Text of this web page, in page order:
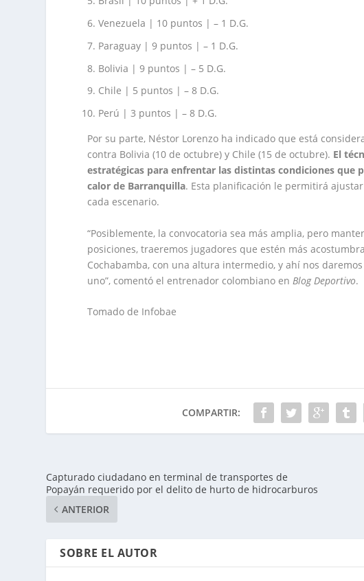
Venezuela | 10 puntos | – 1 D.G.
Paraguay | 9 puntos | – 1 D.G.
Bolivia | 9 puntos | – 5 D.G.
Chile | 5 puntos | – 8 D.G.
Perú | 3 puntos | – 8 D.G.
Por su parte, Néstor Lorenzo ha indicado que está
contra Bolivia (10 de octubre) y Chile (15 de octubre). El
estratégicas para enfrentar las distintas condiciones que
calor de Barranquilla. Esta planificación le permitirá
cada escenario.
“Posiblemente, la convocatoria sea más amplia, pero
posiciones, traeremos jugadores que estén más
Cochabamba, con una altura intermedio, y ahí nos
uno”, comentó el entrenador colombiano en Blog Deportivo.
Tomado de Infobae
COMPARTIR:
Capturado ciudadano en terminal de transportes de
Popayán requerido por el delito de hurto de hidrocarburos
ANTERIOR
SOBRE EL AUTOR